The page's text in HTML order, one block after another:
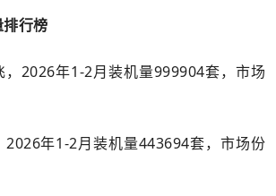
行榜
，2026年1-2月装机量999904套，市场
2026年1-2月装机量443694套，市场份